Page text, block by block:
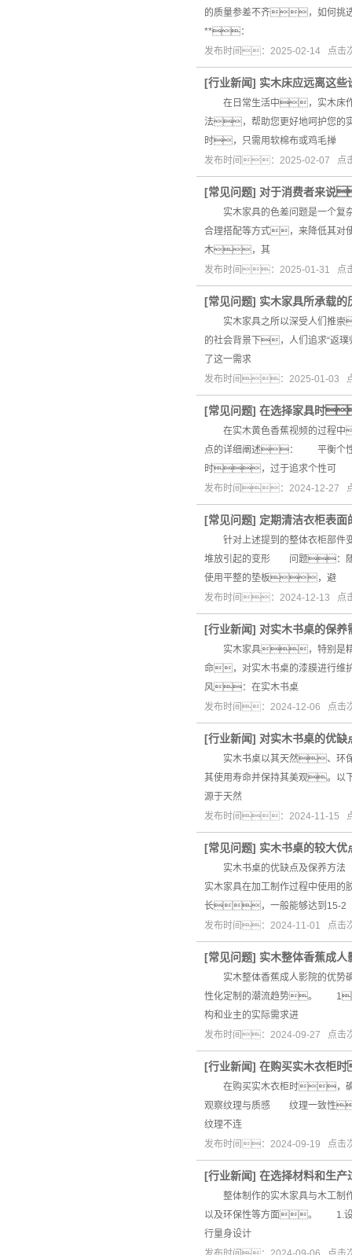
的质量参差不齐，如何
**：
发布时间：2025-02-14 点
[行业新闻] 实木床应远离这
在日常生活中，实木床作
法，帮助您更好地呵护您
时，只需用软棉布或鸡毛掸
发布时间：2025-02-07 点
[常见问题] 对于消费者来说
实木家具的色差问题是一个复
合理搭配等方式，来降低
木，其
发布时间：2025-01-31 点
[常见问题] 实木家具所承载的
实木家具之所以深受人们推
的社会背景下，人们追求“返
了这一需求
发布时间：2025-01-03
[常见问题] 在选择家具时
在实木黄色香蕉视频的过程中
点的详细阐述： 平衡个性
时，过于追求个性可
发布时间：2024-12-27
[常见问题] 定期清洁衣柜表
针对上述提到的整体衣柜部
堆放引起的变形 问题：
使用平整的垫板，避
发布时间：2024-12-13 点
[行业新闻] 对实木书桌的保养
实木家具，特别是精质
命，对实木书桌的漆膜进行
风：在实木书桌
发布时间：2024-12-06 点击
[行业新闻] 对实木书桌的优缺
实木书桌以其天然、环保
其使用寿命并保持其美观。
源于天然
发布时间：2024-11-15
[常见问题] 实木书桌的较大
实木书桌的优缺点及保养方
实木家具在加工制作过程中使
长，一般能够达到15-2
发布时间：2024-11-01 点
[常见问题] 实木整体香蕉成人
实木整体香蕉成人影院的优势
性化定制的潮流趋势。
构和业主的实际需求进
发布时间：2024-09-27 点
[行业新闻] 在购买实木衣柜
在购买实木衣柜时，确
观察纹理与质感 纹理一致性
纹理不连
发布时间：2024-09-19 点
[行业新闻] 在选择材料和生产
整体制作的实木家具与木工
以及环保性等方面。 1.设
行量身设计